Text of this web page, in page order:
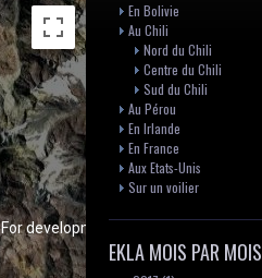
For development purposes only
En Bolivie
Au Chili
Nord du Chili
Centre du Chili
Sud du Chili
Au Pérou
En Irlande
En France
Aux Etats-Unis
Sur un voilier
EKLA MOIS PAR MOIS